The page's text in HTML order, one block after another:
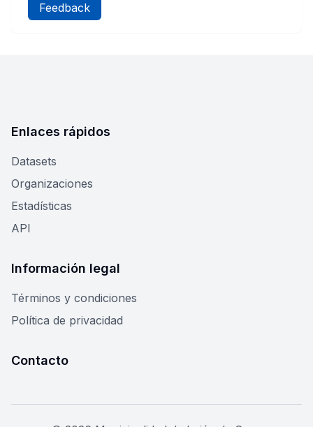
Feedback
Enlaces rápidos
Datasets
Organizaciones
Estadísticas
API
Información legal
Términos y condiciones
Política de privacidad
Contacto